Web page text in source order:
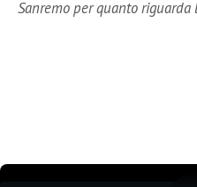
Sanremo per quanto